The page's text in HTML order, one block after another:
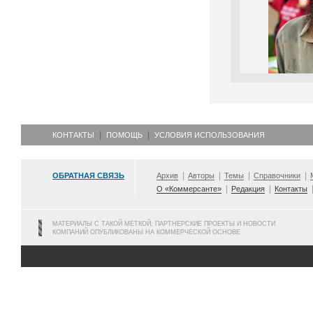
КОНТАКТЫ ПОМОЩЬ УСЛОВИЯ ИСПОЛЬЗОВАНИЯ
ОБРАТНАЯ СВЯЗЬ Архив Авторы Темы Справочники
О «Коммерсанте»
Редакция Контакты
МАТЕРИАЛЫ С ТАКОЙ МЕТКОЙ, ПАРТНЕРСКИЕ ПРОЕКТЫ И НОВОСТИ
КОМПАНИЙ ОПУБЛИКОВАНЫ НА КОММЕРЧЕСКОЙ ОСНОВЕ